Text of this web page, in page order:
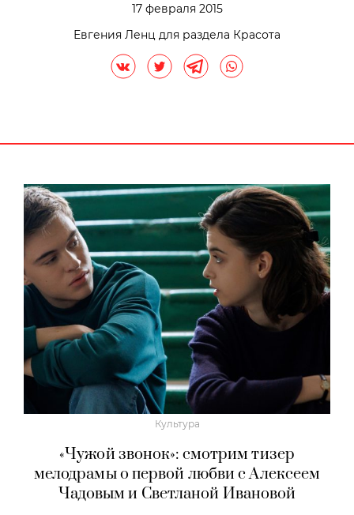
17 февраля 2015
Евгения Ленц для раздела Красота
Культура
«Чужой звонок»: смотрим тизер
мелодрамы о первой любви с Алексеем
Чадовым и Светланой Ивановой